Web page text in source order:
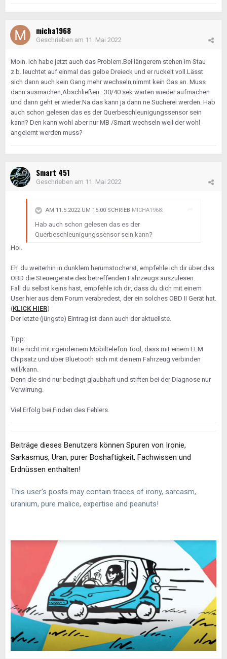
micha1968
Geschrieben am 11. Mai 2022
Moin. Ich habe jetzt auch das Problem.Bei längerem stehen im Stau
z.b. leuchtet auf einmal das gelbe Dreieck und er ruckelt voll.Lässt
sich dann auch kein Gang mehr wechseln,nimmt kein Gas an. Muss
dann ausmachen,Abschließen...30/40 sek warten wieder aufmachen
und dann geht er wieder.Na das kann ja dann ne Sucherei werden. Hab
auch schon gelesen das es der Querbeschleunigungssensor sein
kann? Den kann wohl aber nur MB /Smart wechseln weil der wohl
angelernt werden muss?
Smart 451
Geschrieben am 11. Mai 2022
AM 11.5.2022 UM 15:00 SCHRIEB MICHA1968:
Hab auch schon gelesen das es der
Querbeschleunigungssensor sein kann?
Hoi.
Eh' du weiterhin in dunklem herumstocherst, empfehle ich dir über das
OBD die Steuergeräte des betreffenden Fahrzeugs auszulesen.
Fall du selbst keins hast, empfehle ich dir, dass du dich mit einem
User hier aus dem Forum verabredest, der ein solches OBD II Gerät hat.
(KLICK HIER)
Der letzte (jüngste) Eintrag ist dann auch der aktuellste.
Tipp:
Bitte nicht mit irgendeinem Mobiltelefon Tool, dass mit einem ELM
Chipsatz und über Bluetooth sich mit deinem Fahrzeug verbinden
will/kann.
Denn die sind nur bedingt glaubhaft und stiften bei der Diagnose nur
Verwirrung.
Viel Erfolg bei Finden des Fehlers.
Beiträge dieses Benutzers können Spuren von Ironie,
Sarkasmus, Uran, purer Boshaftigkeit, Fachwissen und
Erdnüssen enthalten!
This user's posts may contain traces of irony, sarcasm,
uranium, pure malice, expertise and peanuts!